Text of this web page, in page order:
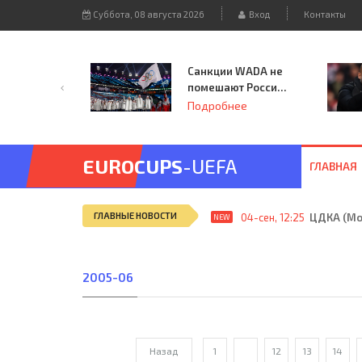
Суббота, 08 августа 2026 Вход Контакты
Санкции WADA не
помешают России
принять
Подробнее
EUROCUPS-UEFA ГЛАВНАЯ
ГЛАВНЫЕ НОВОСТИ NEW 04-сен, 12:25 ЦДКА
2005-06
Назад 1 12 13 14